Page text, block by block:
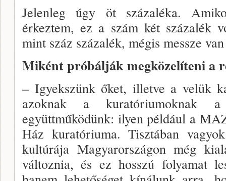
Jelenleg úgy öt százaléka.
érkeztem, ez a szám két százalék
mint száz százalék, mégis messze
Miként próbálják megközelíteni a
– Igyekszünk őket, illetve a velük
azoknak a ku­ratóriumoknak a
együttműködünk: ilyen például a
Ház kuratóriu­ma. Tisztában
kultúrája Magyarországon még
változnia, és ez hosszú folyamat